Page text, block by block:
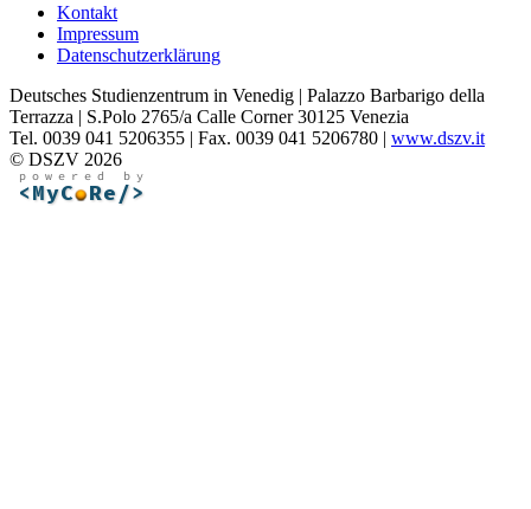
Kontakt
Impressum
Datenschutzerklärung
Deutsches Studienzentrum in Venedig | Palazzo Barbarigo della
Terrazza | S.Polo 2765/a Calle Corner 30125 Venezia
Tel. 0039 041 5206355 | Fax. 0039 041 5206780 | www.dszv.it
© DSZV 2026